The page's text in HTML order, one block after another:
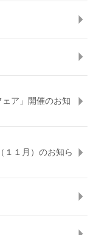
ェア」開催のお知
１１月）のお知ら